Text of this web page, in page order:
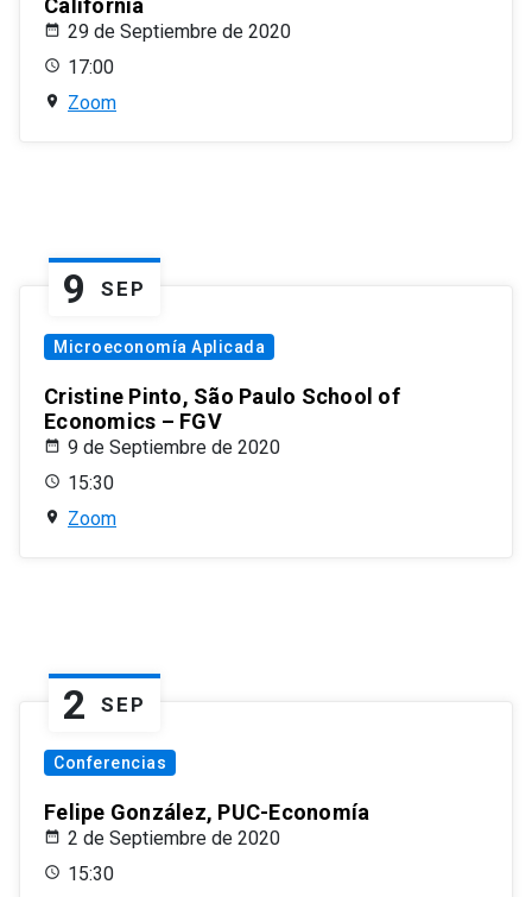
California
29 de Septiembre de 2020
17:00
Zoom
9 SEP
Microeconomía Aplicada
Cristine Pinto, São Paulo School of
Economics – FGV
9 de Septiembre de 2020
15:30
Zoom
2 SEP
Conferencias
Felipe González, PUC-Economía
2 de Septiembre de 2020
15:30